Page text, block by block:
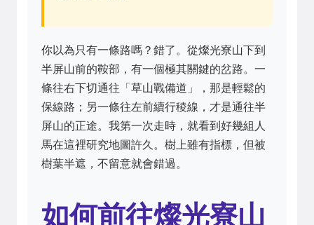
你以為只有一條路嗎？錯了。從燦光寮山下到
半屏山前的鞍部，有一個極其關鍵的岔路。一
條往右下切通往「草山戰備道」，那是輕鬆的
保線路；另一條往左前續行稜線，才是通往半
屏山的正途。我第一次走時，就看到好幾組人
馬在這裡研究地圖許久。樹上雖有指標，但被
樹葉半遮，不留意就會錯過。
如何前往燦光寮山